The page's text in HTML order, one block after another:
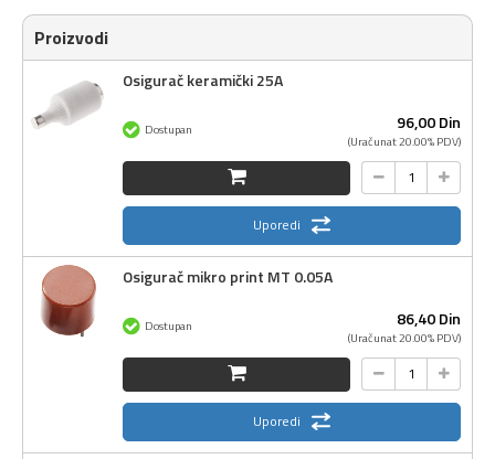
Proizvodi
Osigurač keramički 25A
96,00Din
(Uračunat 20.00% PDV)
Dostupan
Uporedi
Osigurač mikro print MT 0.05A
86,40Din
(Uračunat 20.00% PDV)
Dostupan
Uporedi